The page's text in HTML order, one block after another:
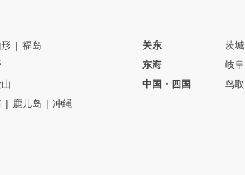
福岛 关东 茨城
东海 岐阜
中国・四国 鸟取
鹿儿岛 冲绳